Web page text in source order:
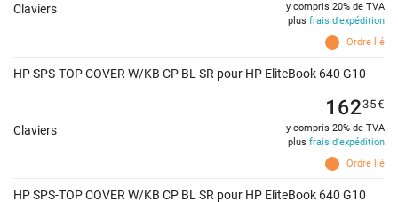
Claviers
Ordre lié
y compris 20% de TVA
plus frais d'expédition
HP SPS-TOP COVER W/KB CP BL SR pour HP EliteBook 640 G10
Claviers
Ordre lié
16235€
y compris 20% de TVA
plus frais d'expédition
HP SPS-TOP COVER W/KB CP BL SR pour HP EliteBook 640 G10